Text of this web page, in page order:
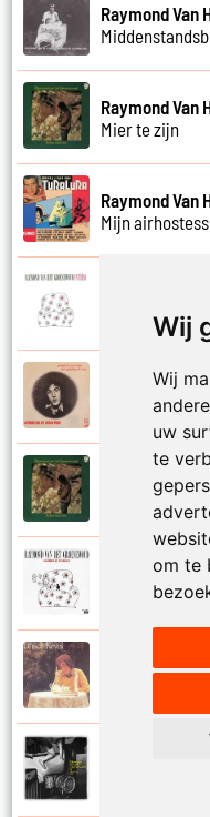
Wij
Wij
uw
te
om te
Raymond Van
Raymond Van
Mier te zijn
Raymond Van
Mijn airhostess
Mijn leven lang
Raymond
Mijn lieve
Raymond
Mijn
Raymond
Mijnheer de
Raymond